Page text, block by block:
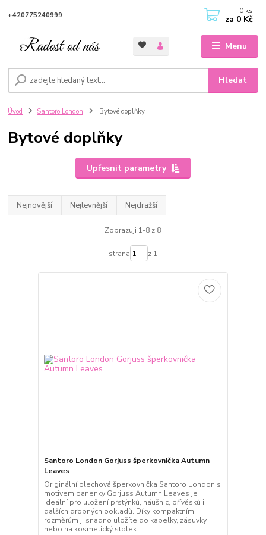
Menu
Hledat
+420775240999 0 ks
za 0 Kč
Úvod Santoro London Bytové doplňky
Bytové doplňky
Upřesnit parametry
Nejnovější Nejlevnější Nejdražší
Zobrazuji 1-8 z 8
strana z 1
Santoro London Gorjuss šperkovnička Autumn
Leaves
Originální plechová šperkovnička Santoro London s
motivem panenky Gorjuss Autumn Leaves je
ideální pro uložení prstýnků, náušnic, přívěsků i
dalších drobných pokladů. Díky kompaktním
rozměrům ji snadno uložíte do kabelky, zásuvky
nebo na kosmetický stolek.